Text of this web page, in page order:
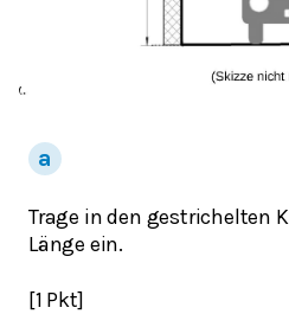
Trage in den gestrichelten
Länge ein.
[1 Pkt]